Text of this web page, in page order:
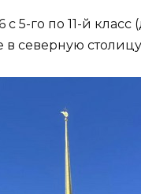
5-го по 11-й
в северную